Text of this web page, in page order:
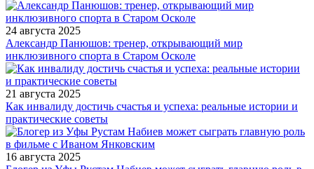
24 августа 2025
Александр Панюшов: тренер, открывающий мир
инклюзивного спорта в Старом Осколе
21 августа 2025
Как инвалиду достичь счастья и успеха: реальные истории и
практические советы
16 августа 2025